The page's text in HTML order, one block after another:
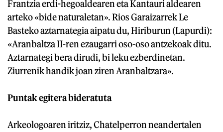
Frantzia erdi-hegoaldearen eta Kantauri aldearen
arteko «bide naturaletan». Rios Garaizarrek Le
Basteko aztarnategia aipatu du, Hiriburun (Lapurdi):
«Aranbaltza II-ren ezaugarri oso-oso antzekoak ditu.
Aztarnategi bera dirudi, bi leku ezberdinetan.
Ziurrenik handik joan ziren Aranbaltzara».
Puntak egitera bideratuta
Arkeologoaren iritziz, Chatelperron neandertalen